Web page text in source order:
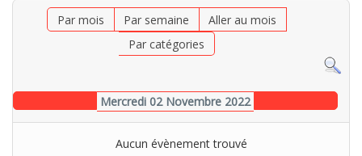
Par mois Par semaine
Aller au mois
Par catégories
Mercredi 02 Novembre 2022
Aucun évènement trouvé